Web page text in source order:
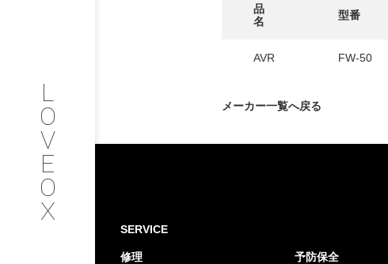
L
O
V
E
O
X
COMPANY
PROFILE
SERVICE
INTERVIEW
品
名
型番
AVR FW-50
メーカー一覧へ戻る
SERVICE
修理 予防保全